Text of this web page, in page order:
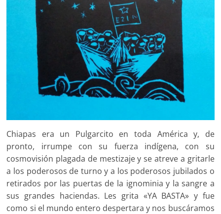
Chiapas era un Pulgarcito en toda América y, de
pronto, irrumpe con su fuerza indígena, con su
cosmovisión plagada de mestizaje y se atreve a gritarle
a los poderosos de turno y a los poderosos jubilados o
retirados por las puertas de la ignominia y la sangre a
sus grandes haciendas. Les grita «YA BASTA» y fue
como si el mundo entero despertara y nos buscáramos